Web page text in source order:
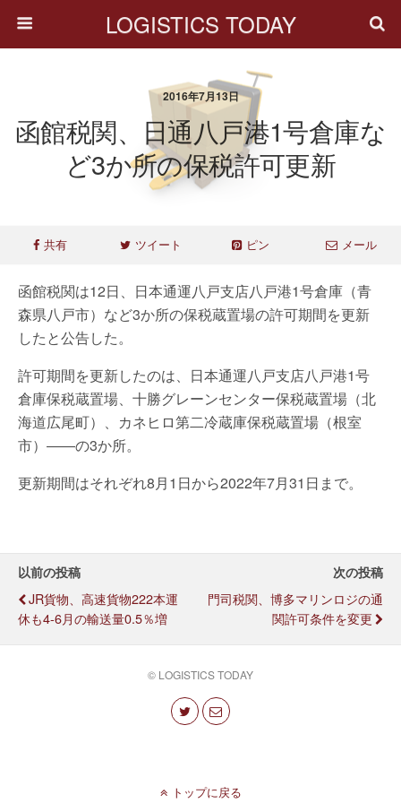
LOGISTICS TODAY
2016年7月13日
函館税関、日通八戸港1号倉庫な
ど3か所の保税許可更新
共有 ツイート ピン メール
函館税関は12日、日本通運八戸支店八戸港1号倉庫（青
森県八戸市）など3か所の保税蔵置場の許可期間を更新
したと公告した。
許可期間を更新したのは、日本通運八戸支店八戸港1号
倉庫保税蔵置場、十勝グレーンセンター保税蔵置場（北
海道広尾町）、カネヒロ第二冷蔵庫保税蔵置場（根室
市）――の3か所。
更新期間はそれぞれ8月1日から2022年7月31日まで。
以前の投稿
JR貨物、高速貨物222本運
休も4-6月の輸送量0.5％増
次の投稿
門司税関、博多マリンロジの通
関許可条件を変更
© LOGISTICS TODAY
トップに戻る